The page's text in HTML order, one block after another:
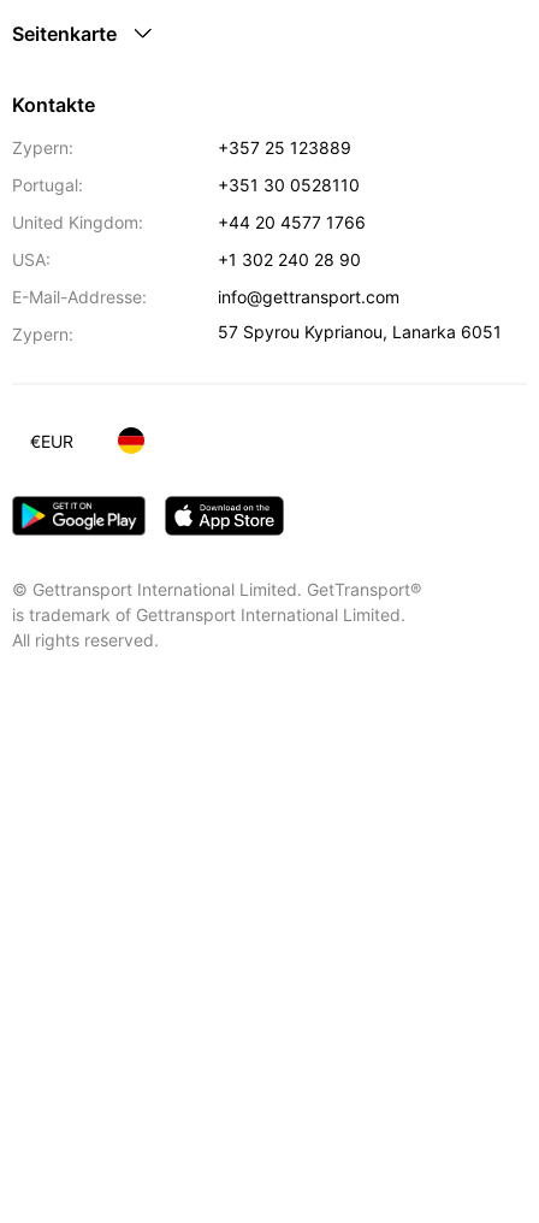
Seitenkarte
Kontakte
Zypern:
+357 25 123889
Portugal:
+351 30 0528110
United Kingdom:
+44 20 4577 1766
USA:
+1 302 240 28 90
E-Mail-Addresse:
info@gettransport.com
Zypern:
57 Spyrou Kyprianou, Lanarka 6051
© Gettransport International Limited. GetTransport®
is trademark of Gettransport International Limited.
All rights reserved.
€EUR